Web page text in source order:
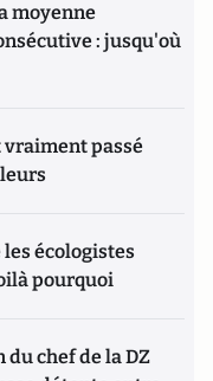
moyenne
: jusqu'où
vraiment passé
les écologistes
pourquoi
chef de la DZ